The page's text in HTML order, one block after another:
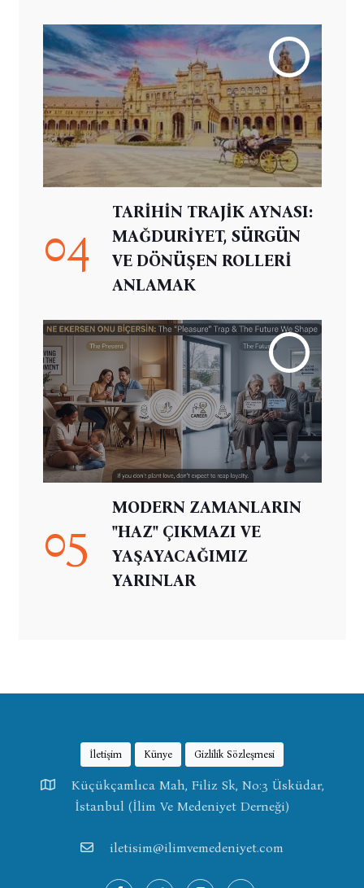
04
TARİHİN TRAJİK AYNASI:
MAĞDURİYET, SÜRGÜN
VE DÖNÜŞEN ROLLERİ
ANLAMAK
05
MODERN ZAMANLARIN
"HAZ" ÇIKMAZI VE
YAŞAYACAĞIMIZ
YARINLAR
İletişim Künye Gizlilik Sözleşmesi
Küçükçamlıca Mah, Filiz Sk, No:3 Üsküdar,
İstanbul (İlim Ve Medeniyet Derneği)
iletisim@ilimvemedeniyet.com